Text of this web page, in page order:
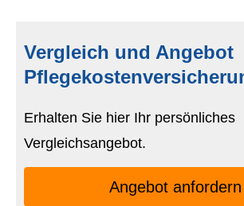
Vergleich und Angebot
Erhalten Sie hier Ihr persönliches
Vergleichsangebot.
An­ge­bot an­for­dern